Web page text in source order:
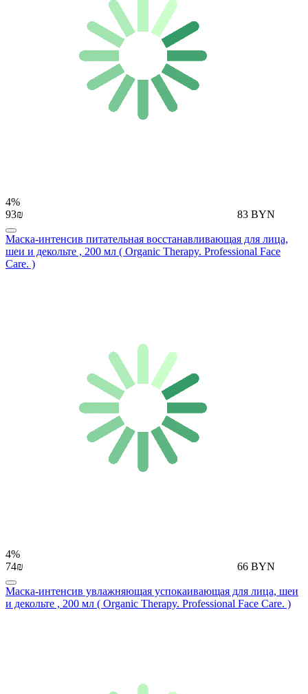
4%
93₪
83 BYN
Маска-интенсив питательная восстанавливающая для лица,
шеи и декольте , 200 мл ( Organic Therapy. Professional Face
Care. )
4%
74₪
66 BYN
Маска-интенсив увлажняющая успокаивающая для лица, шеи
и декольте , 200 мл ( Organic Therapy. Professional Face Care. )